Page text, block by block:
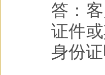
答：
证件
身份